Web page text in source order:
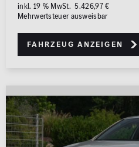
inkl. 19 % MwSt. 5.426,97 €
Mehrwertsteuer ausweisbar
Fahrzeug anzeigen